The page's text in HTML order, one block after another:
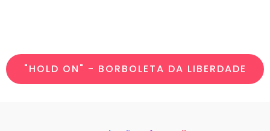
"HOLD ON" - BORBOLETA DA LIBERDADE